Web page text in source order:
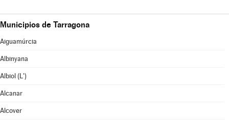
Municipios de Tarragona
Aiguamúrcia
Albinyana
Albiol (L')
Alcanar
Alcover